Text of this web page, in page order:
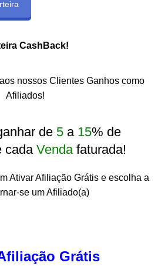
CashBack!
nossos Clientes Ganhos como
Afiliados!
de 5 a 15% de
cada Vendafaturada!
Ativar Afiliação Grátis e escolha a
se um Afiliado(a)
Grátis